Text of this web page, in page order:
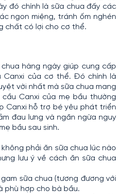
đó chính là sữa chua đấy các
ngon miệng, tránh ốm nghén
chất có lợi cho cơ thể.
hàng ngày giúp cung cấp
Canxi của cơ thể. Đó chính là
vời nhất mà sữa chua mang
cầu Canxi của mẹ bầu thường
Canxi hỗ trợ bé yêu phát triển
đau lưng và ngăn ngừa nguy
bầu sau sinh.
phải ăn sữa chua lúc nào
lưu ý về cách ăn sữa chua
sữa chua (tương đương với
phù hợp cho bà bầu.